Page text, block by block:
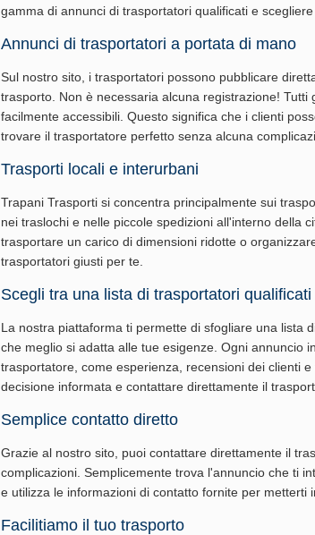
gamma di annunci di trasportatori qualificati e
Annunci di trasportatori a portata di mano
Sul nostro sito, i trasportatori possono pubblicare
trasporto. Non è necessaria alcuna registrazione!
facilmente accessibili. Questo significa che i clienti
trovare il trasportatore perfetto senza alcuna
Trasporti locali e interurbani
Trapani Trasporti si concentra principalmente sui
nei traslochi e nelle piccole spedizioni all'interno della
trasportare un carico di dimensioni ridotte o
trasportatori giusti per te.
Scegli tra una lista di trasportatori qualificati
La nostra piattaforma ti permette di sfogliare una lista
che meglio si adatta alle tue esigenze. Ogni annuncio
trasportatore, come esperienza, recensioni dei clienti
decisione informata e contattare direttamente il
Semplice contatto diretto
Grazie al nostro sito, puoi contattare direttamente il
complicazioni. Semplicemente trova l'annuncio che ti
e utilizza le informazioni di contatto fornite per metterti
Facilitiamo il tuo trasporto